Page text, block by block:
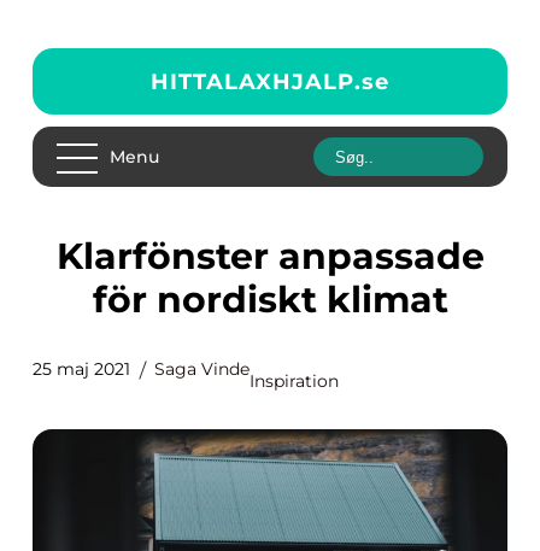
HITTALAXHJALP.se
Menu
Klarfönster anpassade
för nordiskt klimat
25 maj 2021 Saga Vinde
Inspiration